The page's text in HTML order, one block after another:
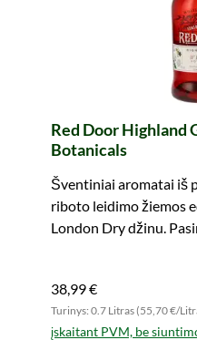
Red Door Highland
Botanicals
Šventiniai aromatai iš
riboto leidimo žiemos
London Dry džinu.
38,99 €
Turinys: 0.7 Litras (55,70 €/
įskaitant PVM, be